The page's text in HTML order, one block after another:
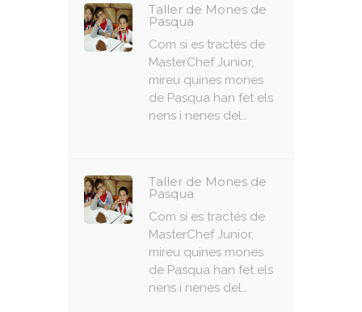
Taller de Mones de
Pasqua
Com si es tractés de
MasterChef Junior,
mireu quines mones
de Pasqua han fet els
nens i nenes del…
Taller de Mones de
Pasqua
Com si es tractés de
MasterChef Junior,
mireu quines mones
de Pasqua han fet els
nens i nenes del…